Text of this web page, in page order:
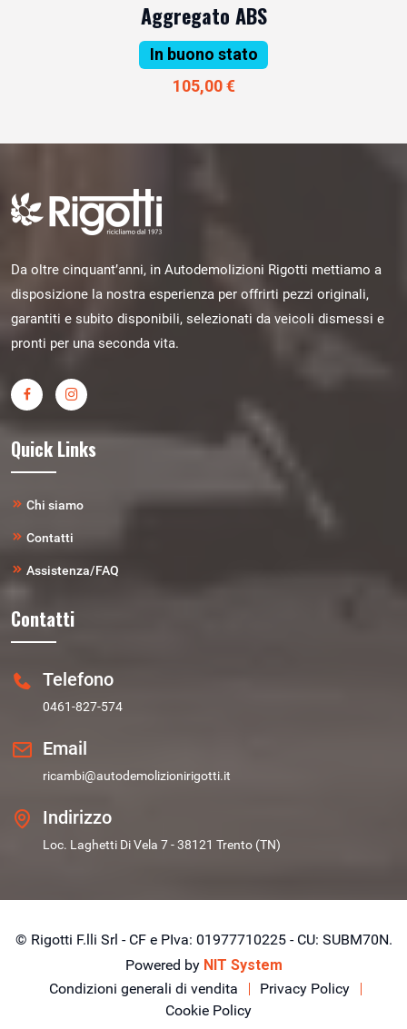
Aggregato ABS
In buono stato
105,00 €
Da oltre cinquant’anni, in Autodemolizioni Rigotti mettiamo a
disposizione la nostra esperienza per offrirti pezzi originali,
garantiti e subito disponibili, selezionati da veicoli dismessi e
pronti per una seconda vita.
Quick Links
Chi siamo
Contatti
Assistenza/FAQ
Contatti
Telefono
0461-827-574
Email
ricambi@autodemolizionirigotti.it
Indirizzo
Loc. Laghetti Di Vela 7 - 38121 Trento (TN)
© Rigotti F.lli Srl - CF e PIva: 01977710225 - CU: SUBM70N.
Powered by NIT System
Condizioni generali di vendita
Privacy Policy
Cookie Policy